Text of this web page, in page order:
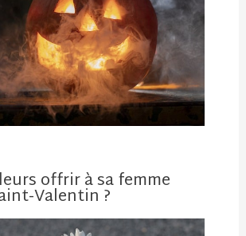
offrir à sa femme
Valentin ?